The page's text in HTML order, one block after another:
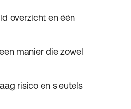
overzicht en één
manier die zowel
risico en sleutels